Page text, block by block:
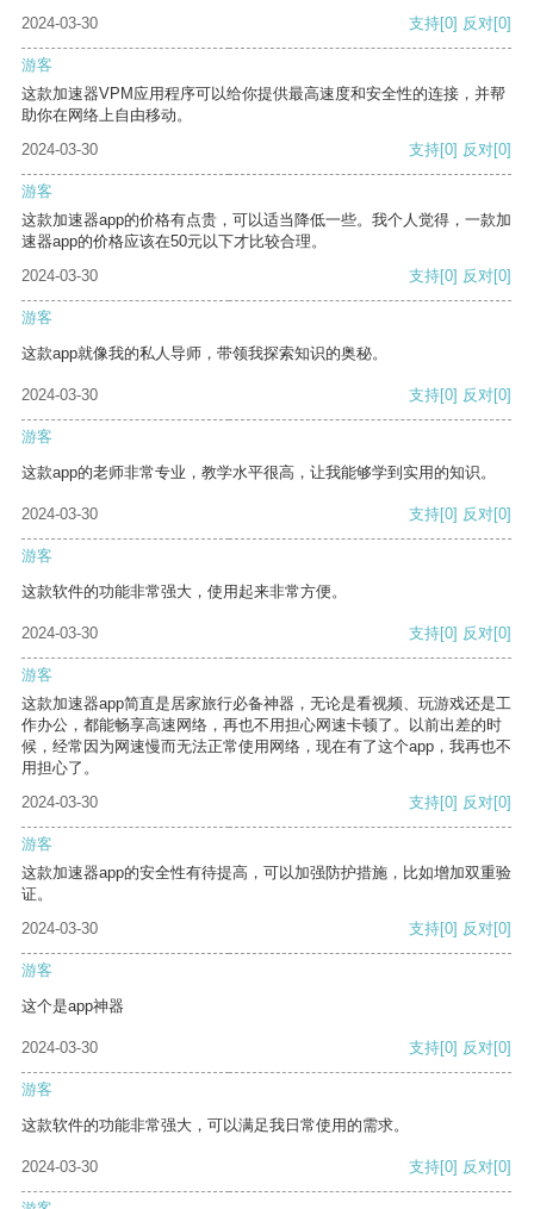
2024-03-30
支持[0] 反对[0]
游客
这款加速器VPM应用程序可以给你提供最高速度和安全性的连接，并帮
助你在网络上自由移动。
2024-03-30
支持[0] 反对[0]
游客
这款加速器app的价格有点贵，可以适当降低一些。我个人觉得，一款加
速器app的价格应该在50元以下才比较合理。
2024-03-30
支持[0] 反对[0]
游客
这款app就像我的私人导师，带领我探索知识的奥秘。
2024-03-30 支持[0] 反对[0]
游客
这款app的老师非常专业，教学水平很高，让我能够学到实用的知识。
2024-03-30 支持[0] 反对[0]
游客
这款软件的功能非常强大，使用起来非常方便。
2024-03-30 支持[0] 反对[0]
游客
这款加速器app简直是居家旅行必备神器，无论是看视频、玩游戏还是工
作办公，都能畅享高速网络，再也不用担心网速卡顿了。以前出差的时
候，经常因为网速慢而无法正常使用网络，现在有了这个app，我再也不
用担心了。
2024-03-30
支持[0] 反对[0]
游客
这款加速器app的安全性有待提高，可以加强防护措施，比如增加双重验
证。
2024-03-30
支持[0] 反对[0]
游客
这个是app神器
2024-03-30 支持[0] 反对[0]
游客
这款软件的功能非常强大，可以满足我日常使用的需求。
2024-03-30 支持[0] 反对[0]